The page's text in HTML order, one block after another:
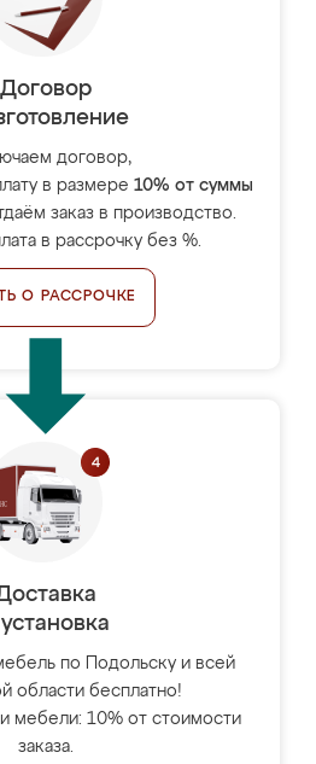
Договор
договор,
в размере 10% от суммы
заказ в производство.
в рассрочку без %.
О РАССРОЧКЕ
по Подольску и всей
области бесплатно!
мебели: 10% от стоимости
заказа.